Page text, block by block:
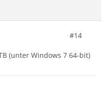
#14
(unter Windows 7 64-bit)